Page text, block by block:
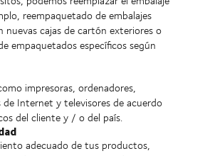
reempaquetado de embalajes
nuevas cajas de cartón exteriores o
empaquetados específicos según
impresoras, ordenadores,
Internet y televisores de acuerdo
del cliente y / o del país.
adecuado de tus productos,